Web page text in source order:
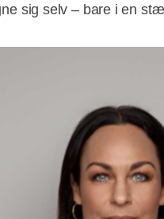
sig selv – bare i en